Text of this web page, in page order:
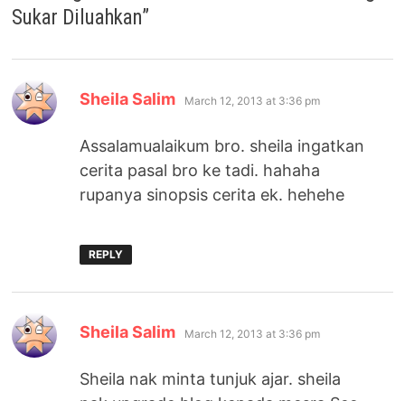
Sukar Diluahkan”
Sheila Salim says:
March 12, 2013 at 3:36 pm
Assalamualaikum bro. sheila ingatkan
cerita pasal bro ke tadi. hahaha
rupanya sinopsis cerita ek. hehehe
REPLY
Sheila Salim says:
March 12, 2013 at 3:36 pm
Sheila nak minta tunjuk ajar. sheila